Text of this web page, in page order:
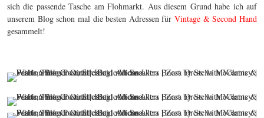
sich die passende Tasche am Flohmarkt. Aus diesem Grund habe ich auf
unserem Blog schon mal die besten Adressen fürVintage & Second Hand
gesammelt!